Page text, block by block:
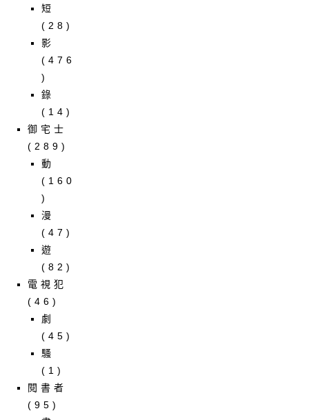
短
(28)
影
(476
)
錄
(14)
御宅士
(289)
動
(160
)
漫
(47)
遊
(82)
電視犯
(46)
劇
(45)
騷
(1)
閱書者
(95)